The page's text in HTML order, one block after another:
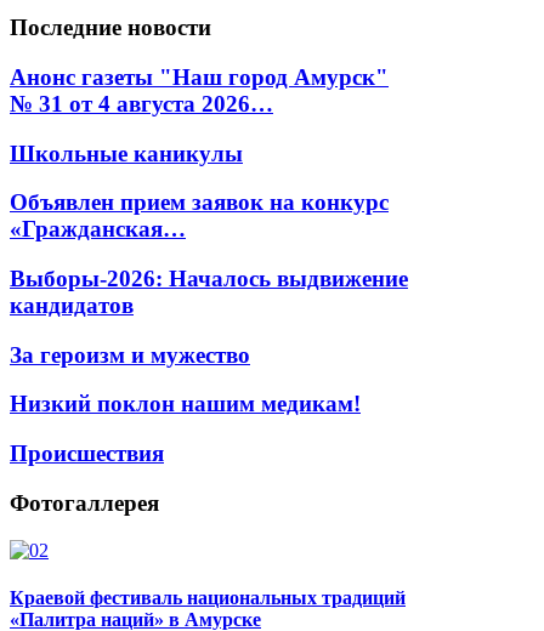
Последние новости
Анонс газеты "Наш город Амурск"
№ 31 от 4 августа 2026…
Школьные каникулы
Объявлен прием заявок на конкурс
«Гражданская…
Выборы-2026: Началось выдвижение
кандидатов
За героизм и мужество
Низкий поклон нашим медикам!
Происшествия
Фотогаллерея
Краевой фестиваль национальных традиций
«Палитра наций» в Амурске